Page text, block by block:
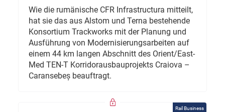
Wie die rumänische CFR Infrastructura mitteilt,
hat sie das aus Alstom und Terna bestehende
Konsortium Trackworks mit der Planung und
Ausführung von Modernisierungsarbeiten auf
einem 44 km langen Abschnitt des Orient/East-
Med TEN-T Korridorausbauprojekts Craiova –
Caransebeș beauftragt.
Rail Business